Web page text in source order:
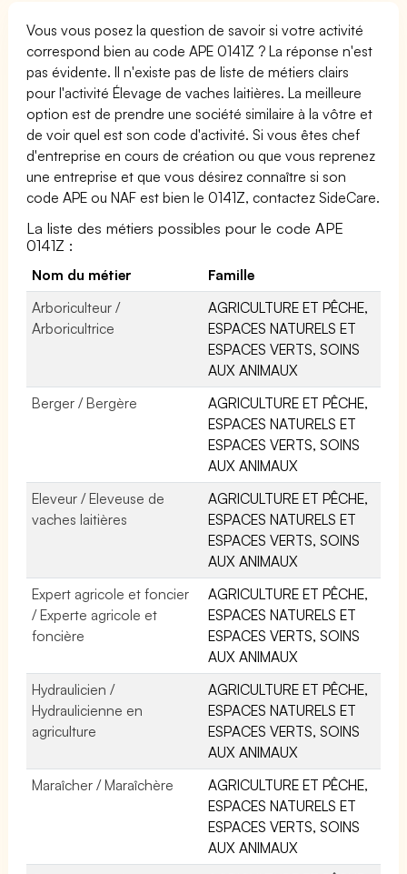
Vous vous posez la question de savoir si votre activité
correspond bien au code APE 0141Z ? La réponse n'est
pas évidente. Il n'existe pas de liste de métiers clairs
pour l'activité Élevage de vaches laitières. La meilleure
option est de prendre une société similaire à la vôtre et
de voir quel est son code d'activité. Si vous êtes chef
d'entreprise en cours de création ou que vous reprenez
une entreprise et que vous désirez connaître si son
code APE ou NAF est bien le 0141Z, contactez SideCare.
La liste des métiers possibles pour le code APE
0141Z :
Nom du métier
Famille
Arboriculteur /
Arboricultrice
AGRICULTURE ET PÊCHE,
ESPACES NATURELS ET
ESPACES VERTS, SOINS
AUX ANIMAUX
Berger / Bergère
AGRICULTURE ET PÊCHE,
ESPACES NATURELS ET
ESPACES VERTS, SOINS
AUX ANIMAUX
Eleveur / Eleveuse de
vaches laitières
AGRICULTURE ET PÊCHE,
ESPACES NATURELS ET
ESPACES VERTS, SOINS
AUX ANIMAUX
Expert agricole et foncier
/ Experte agricole et
foncière
AGRICULTURE ET PÊCHE,
ESPACES NATURELS ET
ESPACES VERTS, SOINS
AUX ANIMAUX
Hydraulicien /
Hydraulicienne en
agriculture
AGRICULTURE ET PÊCHE,
ESPACES NATURELS ET
ESPACES VERTS, SOINS
AUX ANIMAUX
Maraîcher / Maraîchère
AGRICULTURE ET PÊCHE,
ESPACES NATURELS ET
ESPACES VERTS, SOINS
AUX ANIMAUX